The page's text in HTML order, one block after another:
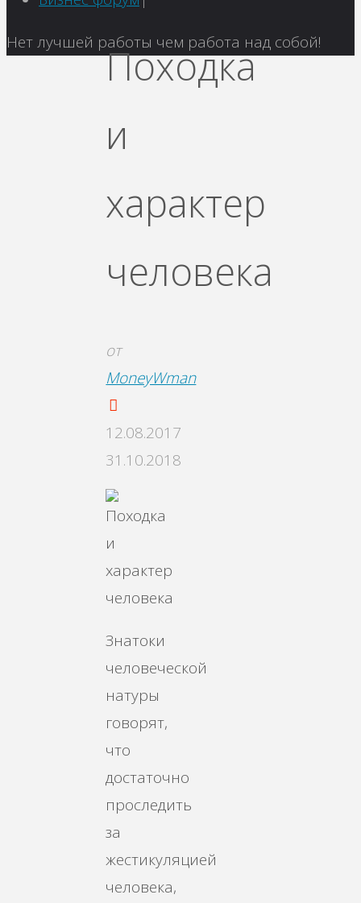
Походка
и
характер
человека
от
MoneyWman
12.08.2017
31.10.2018
Знатоки
человеческой
натуры
говорят,
что
достаточно
проследить
за
жестикуляцией
человека,
Вернуться
Нет лучшей работы чем работа над собой!